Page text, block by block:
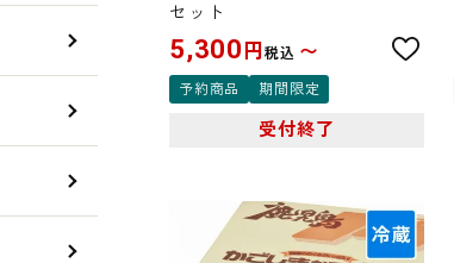
セット
5,300 円 税込 〜
予約商品 期間限定
受付終了